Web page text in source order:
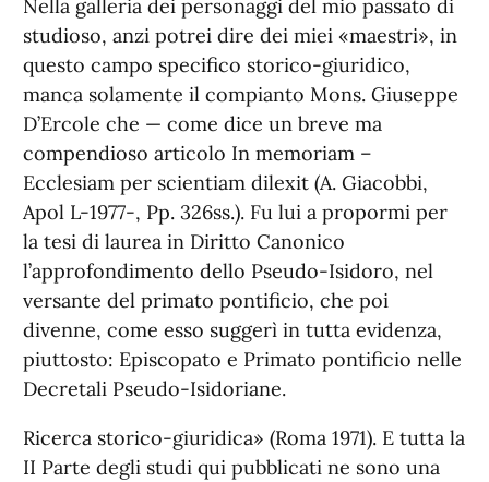
Nella galleria dei personaggi del mio passato di
studioso, anzi potrei dire dei miei «maestri», in
questo campo specifico storico-giuridico,
manca solamente il compianto Mons. Giuseppe
D’Ercole che — come dice un breve ma
compendioso articolo In memoriam –
Ecclesiam per scientiam dilexit (A. Giacobbi,
Apol L-1977-, Pp. 326ss.). Fu lui a propormi per
la tesi di laurea in Diritto Canonico
l’approfondimento dello Pseudo-Isidoro, nel
versante del primato pontificio, che poi
divenne, come esso suggerì in tutta evidenza,
piuttosto: Episcopato e Primato pontificio nelle
Decretali Pseudo-Isidoriane.
Ricerca storico-giuridica» (Roma 1971). E tutta la
II Parte degli studi qui pubblicati ne sono una